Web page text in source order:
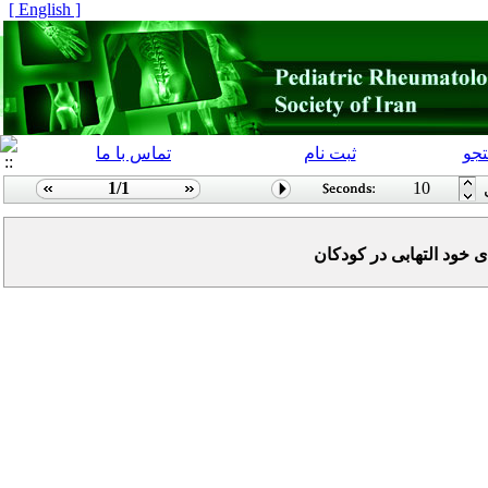
[ English ]
ثبت نام تماس با ما
1/1 10
خود التهابی در کودکان